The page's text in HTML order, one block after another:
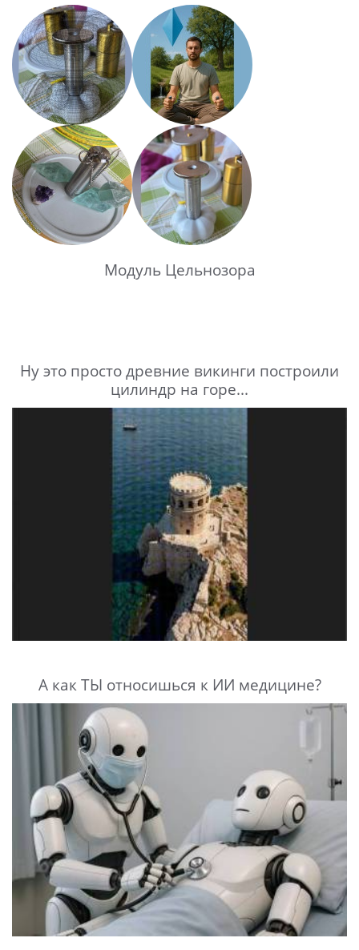
Модуль Цельнозора
Ну это просто древние викинги построили
цилиндр на горе...
А как ТЫ относишься к ИИ медицине?